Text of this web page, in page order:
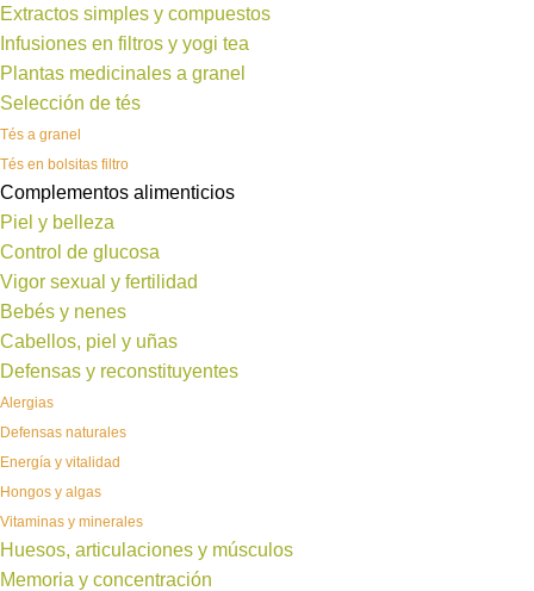
Extractos simples y compuestos
Infusiones en filtros y yogi tea
Plantas medicinales a granel
Selección de tés
Tés a granel
Tés en bolsitas filtro
Complementos alimenticios
Piel y belleza
Control de glucosa
Vigor sexual y fertilidad
Bebés y nenes
Cabellos, piel y uñas
Defensas y reconstituyentes
Alergias
Defensas naturales
Energía y vitalidad
Hongos y algas
Vitaminas y minerales
Huesos, articulaciones y músculos
Memoria y concentración